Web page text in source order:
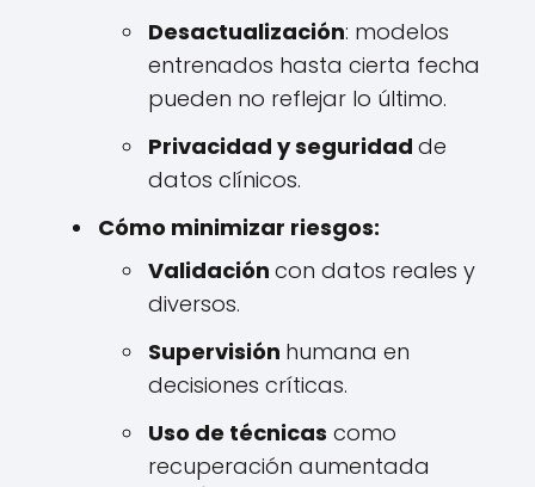
Desactualización: modelos
entrenados hasta cierta fecha
pueden no reflejar lo último.
Privacidad y seguridad de
datos clínicos.
Cómo minimizar riesgos:
Validación con datos reales y
diversos.
Supervisión humana en
decisiones críticas.
Uso de técnicas como
recuperación aumentada